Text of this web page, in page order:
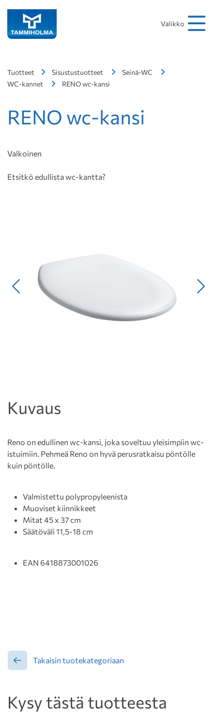
Valikko
Tuotteet Sisustustuotteet
Seinä-WC
WC-kannet
RENO wc-kansi
RENO wc-kansi
Valkoinen
Etsitkö edullista wc-kantta?
Edellinen
Kuvaus
Reno on edullinen wc-kansi, joka soveltuu yleisimpiin wc-
istuimiin. Pehmeä Reno on hyvä perusratkaisu pöntölle
kuin pöntölle.
Valmistettu polypropyleenista
Muoviset kiinnikkeet
Mitat 45 x 37 cm
Säätöväli 11,5-18 cm
EAN 6418873001026
Takaisin tuotekategoriaan
Kysy tästä tuotteesta